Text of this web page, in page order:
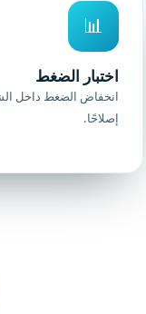
📊
اختبار الضغط
انخفاض الضغط داخل
إصلاحًا.